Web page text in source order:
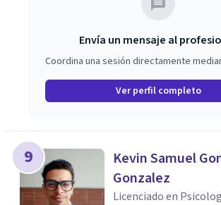
Envía un mensaje al
Coordina una sesión directamente
Ver perfil completo
9
Kevin Samuel
Gonzalez
Licenciado en